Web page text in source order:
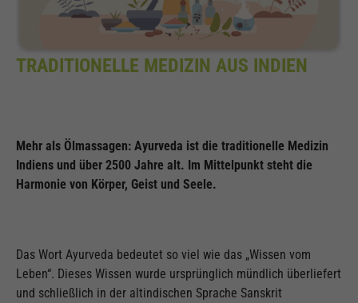
TRADITIONELLE MEDIZIN AUS INDIEN
Mehr als Ölmassagen: Ayurveda ist die traditionelle Medizin
Indiens und über 2500 Jahre alt. Im Mittelpunkt steht die
Harmonie von Körper, Geist und Seele.
Das Wort Ayurveda bedeutet so viel wie das „Wissen vom
Leben“. Dieses Wissen wurde ursprünglich mündlich überliefert
und schließlich in der altindischen Sprache Sanskrit